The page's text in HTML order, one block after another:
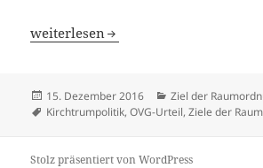
Alverskirchen kein Sonderfall
weiterlesen
Veröffentlicht
am
15. Dezember 2016 Kategorien
Ziel der
Schlagwörter
Kirchtrumpolitik,OVG-Urteil,Ziele der
Stolz präsentiert von WordPress